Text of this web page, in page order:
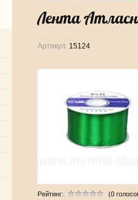
Лента
Артикул: 15124
Рейтинг: (0